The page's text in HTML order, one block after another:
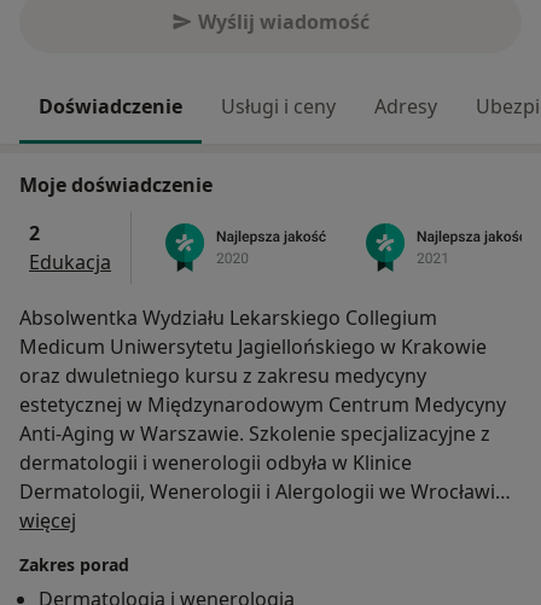
Wyślij wiadomość
Doświadczenie Usługi i ceny Adresy
Moje doświadczenie
2
Edukacja
Absolwentka Wydziału Lekarskiego Collegium
Medicum Uniwersytetu Jagiellońskiego w Krakowie
oraz dwuletniego kursu z zakresu medycyny
estetycznej w Międzynarodowym Centrum Medycyny
Anti-Aging w Warszawie. Szkolenie specjalizacyjne z
dermatologii i wenerologii odbyła w Klinice
Dermatologii, Wenerologii i Alergologii we Wrocławiu.
Zrealizowała liczne kursy i szkolenia m.in. z zakresu
elektrochirurgicznych, dermatochirurgii, laseroterapii i
więcej
Zakres porad
Dermatologia i wenerologia